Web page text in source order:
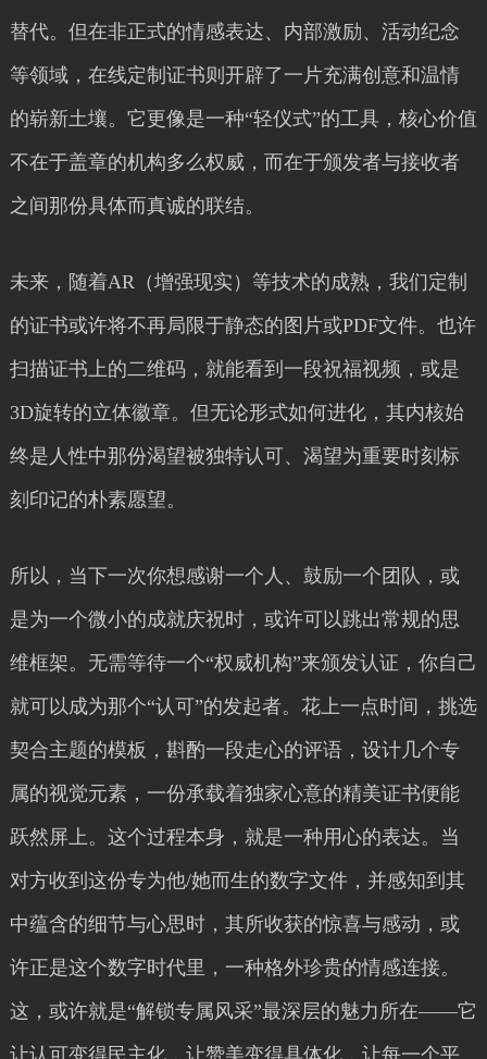
替代。但在非正式的情感表达、内部激励、活动纪念
等领域，在线定制证书则开辟了一片充满创意和温情
的崭新土壤。它更像是一种“轻仪式”的工具，核心价值
不在于盖章的机构多么权威，而在于颁发者与接收者
之间那份具体而真诚的联结。
未来，随着AR（增强现实）等技术的成熟，我们定制
的证书或许将不再局限于静态的图片或PDF文件。也许
扫描证书上的二维码，就能看到一段祝福视频，或是
3D旋转的立体徽章。但无论形式如何进化，其内核始
终是人性中那份渴望被独特认可、渴望为重要时刻标
刻印记的朴素愿望。
所以，当下一次你想感谢一个人、鼓励一个团队，或
是为一个微小的成就庆祝时，或许可以跳出常规的思
维框架。无需等待一个“权威机构”来颁发认证，你自己
就可以成为那个“认可”的发起者。花上一点时间，挑选
契合主题的模板，斟酌一段走心的评语，设计几个专
属的视觉元素，一份承载着独家心意的精美证书便能
跃然屏上。这个过程本身，就是一种用心的表达。当
对方收到这份专为他/她而生的数字文件，并感知到其
中蕴含的细节与心思时，其所收获的惊喜与感动，或
许正是这个数字时代里，一种格外珍贵的情感连接。
这，或许就是“解锁专属风采”最深层的魅力所在——它
让认可变得民主化，让赞美变得具体化，让每一个平